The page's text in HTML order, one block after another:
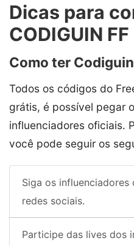
Dicas para
CODIGUIN FF
Como ter
Todos os códigos do
grátis, é possível pegar
influenciadores oficiais.
você pode seguir os
Siga os influenciadores
redes sociais.
Participe das lives dos